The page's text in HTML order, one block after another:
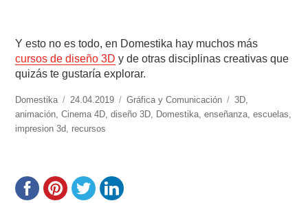
Y esto no es todo, en Domestika hay muchos más
cursos de diseño 3D y de otras disciplinas creativas que
quizás te gustaría explorar.
https://www.experimenta.es/author/celia/
Domestika
Publicado
el
24.04.2019 Categorías
Gráfica y Comunicación Etiquetas
3D
animación ,Cinema 4D ,diseño 3D Domestika ,enseñanza ,escuelas
impresion 3d
recursos